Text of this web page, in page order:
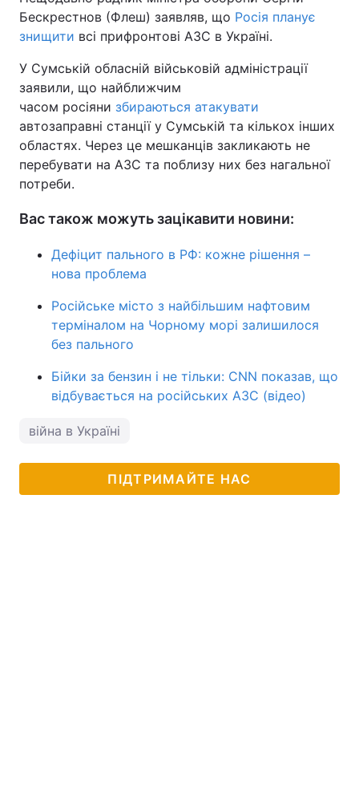
Бескрестнов (Флеш) заявляв, що Росія планує
знищити всі прифронтові АЗС в Україні.
У Сумській обласній військовій адміністрації
заявили, що найближчим
часом росіяни збираються атакувати
автозаправні станції у Сумській та кількох інших
областях. Через це мешканців закликають не
перебувати на АЗС та поблизу них без нагальної
потреби.
Вас також можуть зацікавити новини:
Дефіцит пального в РФ: кожне рішення –
нова проблема
Російське місто з найбільшим нафтовим
терміналом на Чорному морі залишилося
без пального
Бійки за бензин і не тільки: CNN показав, що
відбувається на російських АЗС (відео)
війна в Україні
ПІДТРИМАЙТЕ НАС